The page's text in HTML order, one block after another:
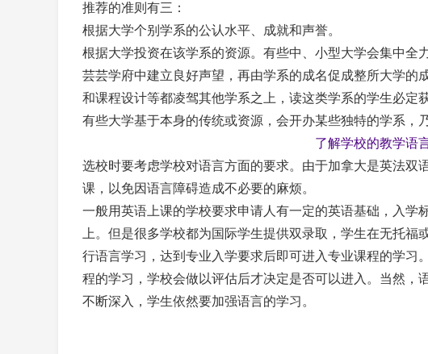
推荐的准则有三：
根据大学个别学系的公认水平、成就和声誉。
根据大学投资在该学系的资源。有些中、小型大学会集中
芸芸学府中建立良好声望，再由学系的成名促成整所大学
和课程设计等都凌驾其他学系之上，读这类学系的学生必定
有些大学基于本身的传统或资源，会开办某些独特的学系，
了解学校的教学语
选校时要考虑学校对语言方面的要求。由于加拿大是英法
课，以免因语言障碍造成不必要的麻烦。
一般用英语上课的学校要求申请人有一定的英语基础，入
上。但是很多学校都为国际学生提供双录取，学生在无托
行语言学习，达到专业入学要求后即可进入专业课程的学
程的学习，学校会做以评估后才决定是否可以进入。当然
不断深入，学生依然要加强语言的学习。